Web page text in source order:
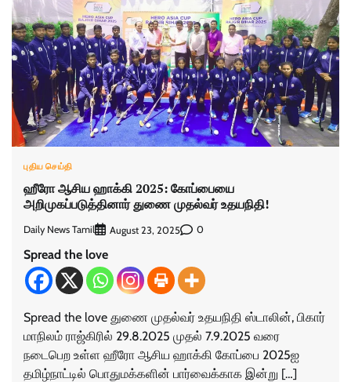
புதிய செய்தி
ஹீரோ ஆசிய ஹாக்கி 2025: கோப்பையை
அறிமுகப்படுத்தினார் துணை முதல்வர் உதயநிதி!
Daily News Tamil August 23, 2025 0
Spread the love
Spread the love துணை முதல்வர் உதயநிதி ஸ்டாலின், பிகார்
மாநிலம் ராஜ்கிரில் 29.8.2025 முதல் 7.9.2025 வரை
நடைபெற உள்ள ஹீரோ ஆசிய ஹாக்கி கோப்பை 2025ஐ
தமிழ்நாட்டில் பொதுமக்களின் பார்வைக்காக இன்று […]